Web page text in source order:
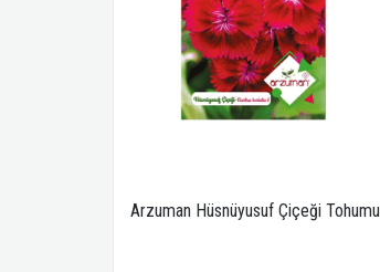
Arzuman Hüsnüyusuf Çiçeği Tohumu